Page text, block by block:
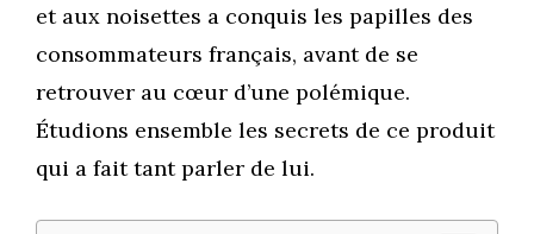
et aux noisettes a conquis les papilles des
consommateurs français, avant de se
retrouver au cœur d’une polémique.
Étudions ensemble les secrets de ce produit
qui a fait tant parler de lui.